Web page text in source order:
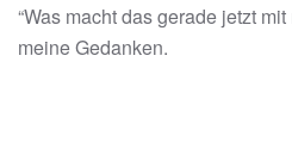
“Was macht das gerade jetzt
meine Gedanken.